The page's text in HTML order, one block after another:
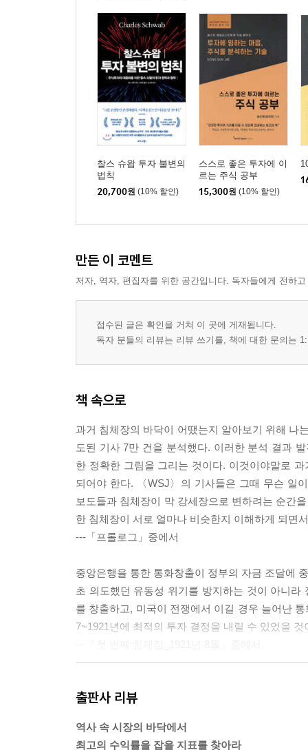
찰스 슈왑 투자 불변의
법칙
20,700원 (10% 할인)
스스로 좋은 투자에 이
르는 주식 공부
15,300원 (10% 할인)
만든 이 코멘트
저자, 역자, 편집자를 위한 공간입니다. 독자들에게 전하
접수된 글은 확인을 거쳐 이 곳에 게재됩니다.
독자 분들의 리뷰는 리뷰 쓰기를, 책에 대한 문의는
책 속으로
과거 침체장의 바닥이 어땠는지 알아보기 위해 나
도된 기사 7만 건을 분석했다. 이러한 분석 결과
한 정확한 그림을 그리는 것이다. 이것이야말로
되어야 한다. 〈WSJ〉의 기사들은 그때 무슨 일
보도들과 침체장이 막 강세장으로 변하려는 순간
한 침체장이 서로 얼마나 비슷한지 이해하게 되면
---「프롤로그」중에서
중앙은행을 통한 통화창출이 정부의 자금 조달에
초 의도했던 유동성 위기를 방지하는 것이 아니라
를 창출하고, 미국이 전쟁에서 이길 경우 늘어난
7~1921년에 최적의 투자 결정을 내릴 수 있었을 것
일반적인 생각이다. 하지만 주가급락이 주식의
대공황 당시 침체장을 제외하면, 미국 역사상 모
출판사 리뷰
역사 속 시장의 바닥에서
최고의 수익률을 잡을 지표를 찾아라